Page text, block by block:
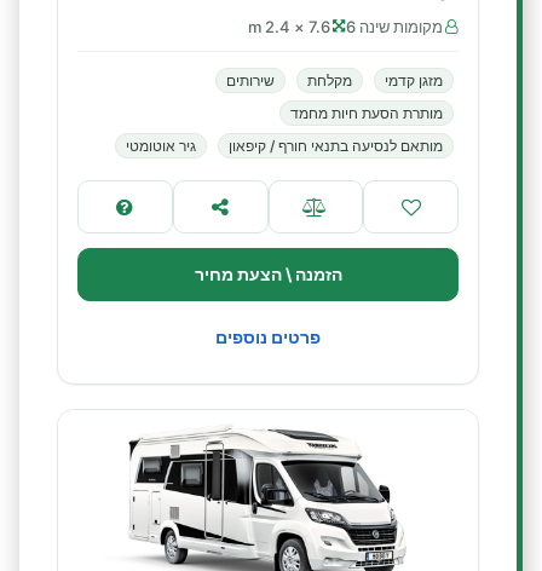
מקומות שינה 6 7.6 × 2.4 m
מזגן קדמי מקלחת
שירותים
מותרת הסעת חיות מחמד
מותאם לנסיעה בתנאי חורף / קיפאון
גיר אוטומטי
הזמנה \ הצעת מחיר
פרטים נוספים